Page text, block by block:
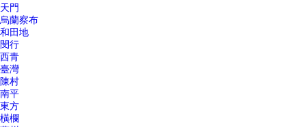
天門
烏蘭察布
和田地
閔行
西青
臺灣
陳村
南平
東方
橫欄